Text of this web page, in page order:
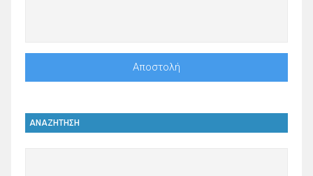
ΑΝΑΖΗΤΗΣΗ